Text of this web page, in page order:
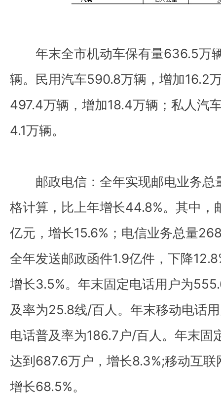
年末全市机动车保有量636.5万
辆。民用汽车590.8万辆，增加16.2
497.4万辆，增加18.4万辆；私人汽
4.1万辆。
邮政电信：全年实现邮电业务总
格计算，比上年增长44.8%。其中，
亿元，增长15.6%；电信业务总量
全年发送邮政函件1.9亿件，下降
增长3.5%。年末固定电话用户为
及率为25.8线/百人。年末移动电话
电话普及率为186.7户/百人。年末固
达到687.6万户，增长8.3%;移动互
增长68.5%。